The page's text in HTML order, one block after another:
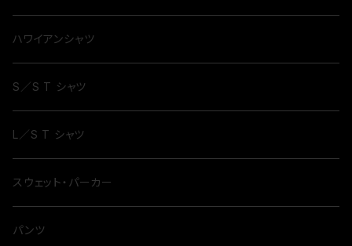
ハワイアンシャツ
S／S T シャツ
L／S T シャツ
スウェット・パーカー
パンツ